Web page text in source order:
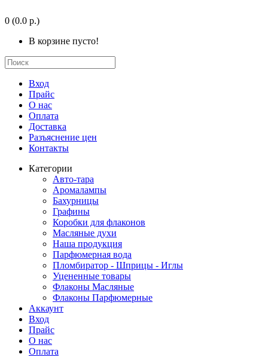
0 (0.0 р.)
В корзине пусто!
Вход
Прайс
О нас
Оплата
Доставка
Разъяснение цен
Контакты
Категории
Авто-тара
Аромалампы
Бахурницы
Графины
Коробки для флаконов
Масляные духи
Наша продукция
Парфюмерная вода
Пломбиратор - Шприцы - Иглы
Уцененные товары
Флаконы Масляные
Флаконы Парфюмерные
Аккаунт
Вход
Прайс
О нас
Оплата